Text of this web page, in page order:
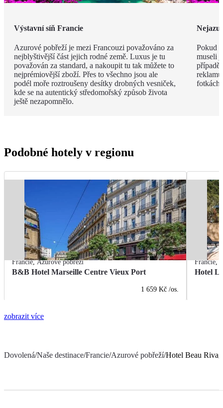
Výstavní síň Francie
Azurové pobřeží je mezi Francouzi považováno za
nejblyštivější část jejich rodné země. Luxus je tu
považován za standard, a nakoupit tu tak můžete to
nejprémiovější zboží. Přes to všechno jsou ale
podél moře roztroušeny desítky drobných vesniček,
kde se na autentický středomořský způsob života
ještě nezapomnělo.
Pokud
museli
případě
fotkách!
Podobné hotely v regionu
Francie,Azurové pobřeží
B&B Hotel Marseille Centre Vieux Port
1 659 Kč /os.
Francie,
Hotel
zobrazit více
Dovolená/Naše destinace/Francie/Azurové pobřeží/Hotel Beau